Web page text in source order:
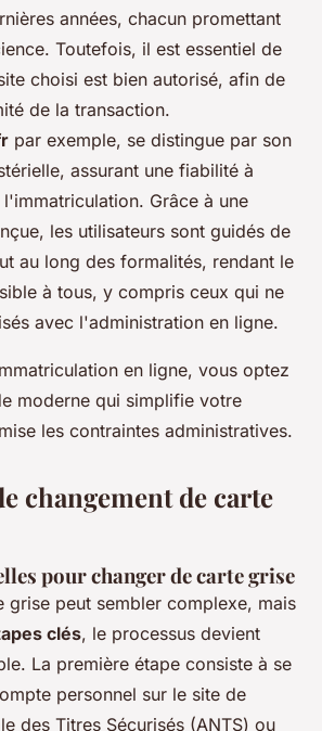
années, chacun promettant
Toutefois, il est essentiel de
choisi est bien autorisé, afin de
de la transaction.
par exemple, se distingue par son
assurant une fiabilité à
Grâce à une
les utilisateurs sont guidés de
au long des formalités, rendant le
à tous, y compris ceux qui ne
avec l'administration en ligne.
en ligne, vous optez
moderne qui simplifie votre
les contraintes administratives.
changement de carte
pour changer de carte grise
grise peut sembler complexe, mais
clés, le processus devient
La première étape consiste à se
personnel sur le site de
des Titres Sécurisés (ANTS) ou